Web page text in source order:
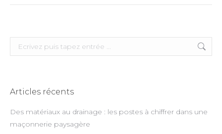
Search:
Articles récents
Des matériaux au drainage : les postes à chiffrer dans une
maçonnerie paysagère